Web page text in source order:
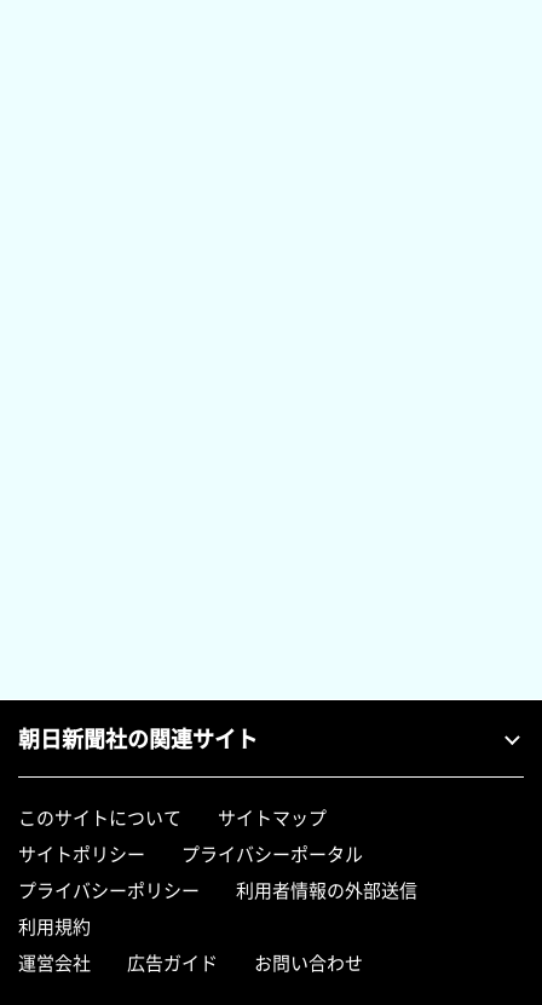
朝日新聞社の関連サイト
このサイトについて
サイトマップ
サイトポリシー
プライバシーポータル
プライバシーポリシー
利用者情報の外部送信
利用規約
運営会社
広告ガイド お問い合わせ